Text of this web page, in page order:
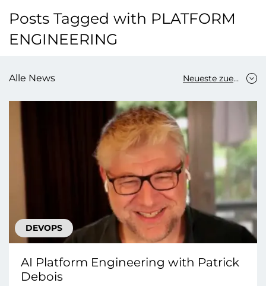
Posts Tagged with PLATFORM
ENGINEERING
Alle News Neueste zuerst
DEVOPS
AI Platform Engineering with Patrick
Debois